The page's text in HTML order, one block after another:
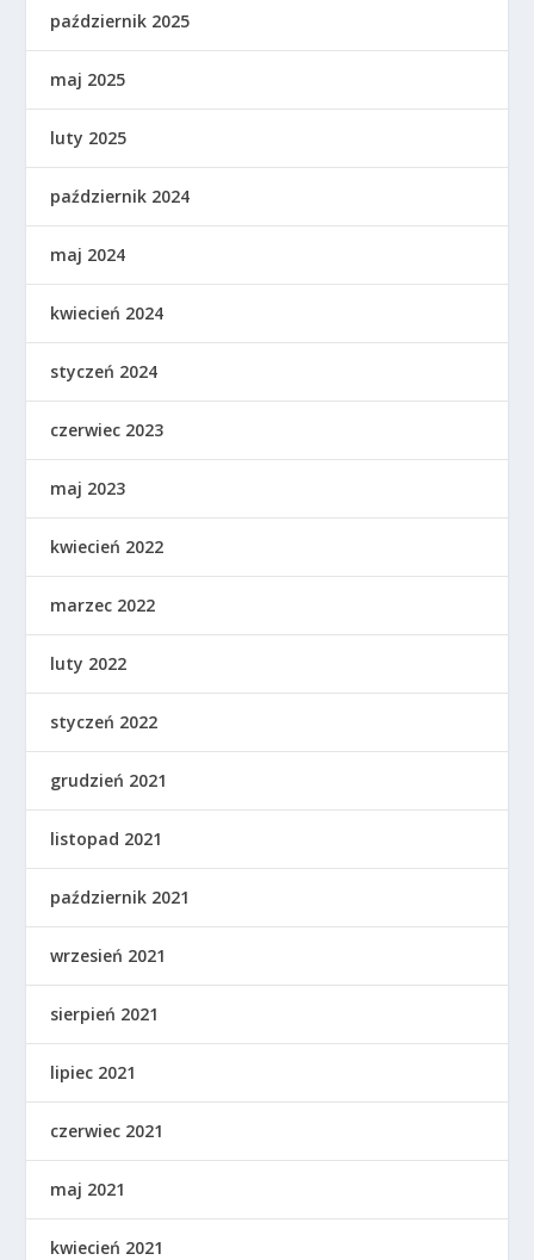
październik 2025
maj 2025
luty 2025
październik 2024
maj 2024
kwiecień 2024
styczeń 2024
czerwiec 2023
maj 2023
kwiecień 2022
marzec 2022
luty 2022
styczeń 2022
grudzień 2021
listopad 2021
październik 2021
wrzesień 2021
sierpień 2021
lipiec 2021
czerwiec 2021
maj 2021
kwiecień 2021